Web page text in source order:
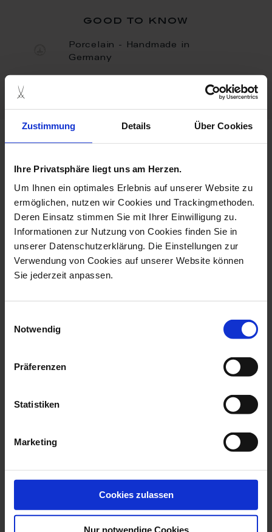
Zustimmung Details Über Cookies
Ihre Privatsphäre liegt uns am Herzen.
Um Ihnen ein optimales Erlebnis auf unserer Website zu
ermöglichen, nutzen wir Cookies und Trackingmethoden.
Deren Einsatz stimmen Sie mit Ihrer Einwilligung zu.
Informationen zur Nutzung von Cookies finden Sie in
unserer Datenschutzerklärung. Die Einstellungen zur
Verwendung von Cookies auf unserer Website können
Sie jederzeit anpassen.
Notwendig
Präferenzen
Statistiken
Marketing
Cookies zulassen
Nur notwendige Cookies
good to know
Porcelain - Handmade in
Germany
more products from the
collection
Available
Sushi Platter, Shape